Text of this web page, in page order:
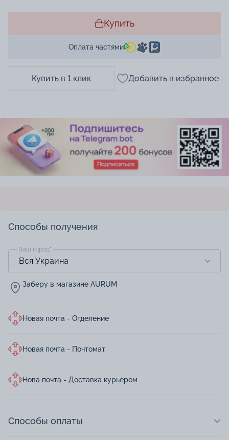
Купить
Оплата частями
Купить в 1 клик Добавить в избранное
Способы получения
Ваш город*
Заберу в магазине AURUM
Новая почта - Отделение
Новая почта - Почтомат
Нова почта - Доставка курьером
Способы оплаты